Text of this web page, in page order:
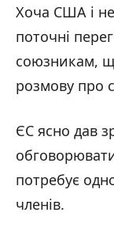
Хоча США і
поточні
союзникам,
розмову про
ЄС ясно дав
потребує
членів.